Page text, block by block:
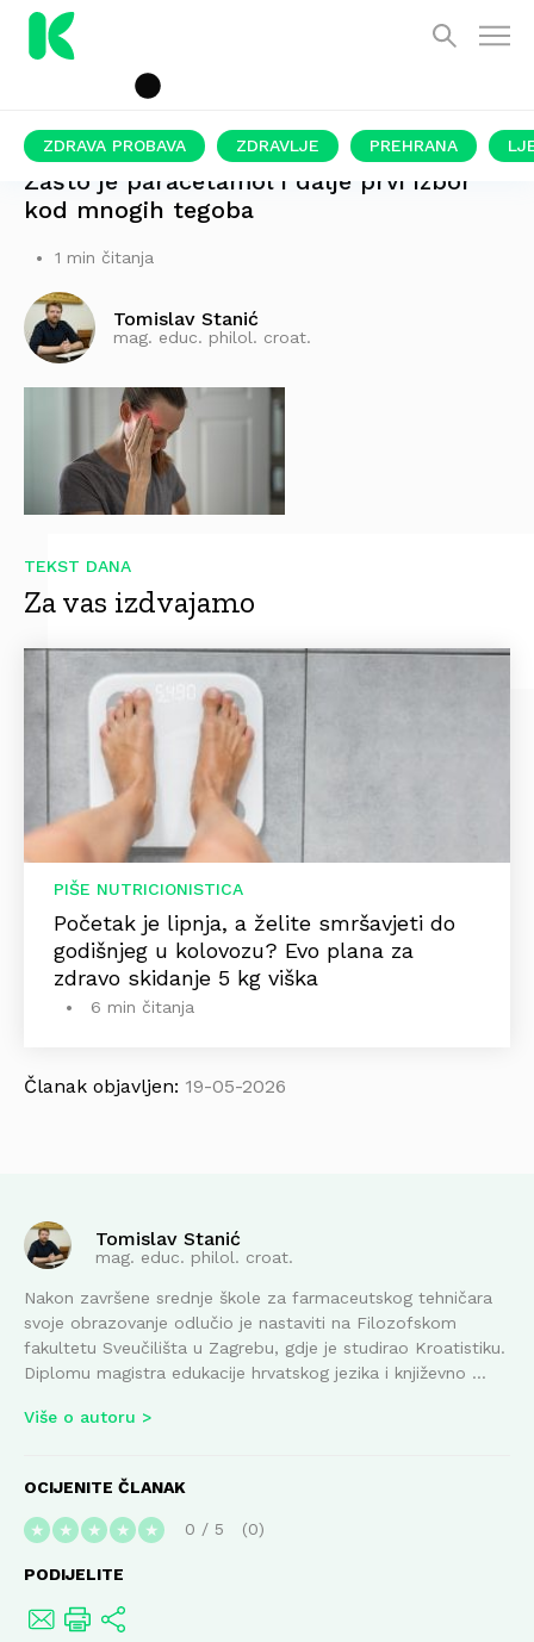
ZDRAVA PROBAVA ZDRAVLJE PREHRANA
Zašto je paracetamol i dalje prvi izbor
kod mnogih tegoba
1 min čitanja
Tomislav Stanić
mag. educ. philol. croat.
TEKST DANA
Za vas izdvajamo
PIŠE NUTRICIONISTICA
Početak je lipnja, a želite smršavjeti do
godišnjeg u kolovozu? Evo plana za
zdravo skidanje 5 kg viška
6 min čitanja
Članak objavljen: 19-05-2026
Tomislav Stanić
mag. educ. philol. croat.
Nakon završene srednje škole za farmaceutskog tehničara
svoje obrazovanje odlučio je nastaviti na Filozofskom
fakultetu Sveučilišta u Zagrebu, gdje je studirao Kroatistiku.
Diplomu magistra edukacije hrvatskog jezika i književno ...
Više o autoru
OCIJENITE ČLANAK
★ ★ ★ ★ ★ 0 / 5 0
PODIJELITE